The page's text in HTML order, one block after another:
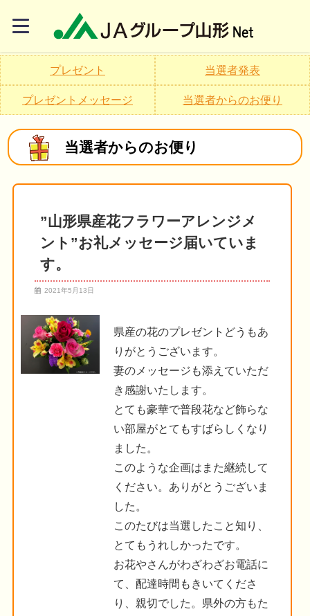
プレゼント 当選者発表
プレゼントメッセージ 当選者からのお便り
当選者からのお便り
”山形県産花フラワーアレンジメ
ント”お礼メッセージ届いていま
す。
2021年5月13日
県産の花のプレゼントどうもあ
りがとうございます。
妻のメッセージも添えていただ
き感謝いたします。
とても豪華で普段花など飾らな
い部屋がとてもすばらしくなり
ました。
このような企画はまた継続して
ください。ありがとうございま
した。
このたびは当選したこと知り、
とてもうれしかったです。
お花やさんがわざわざお電話に
て、配達時間もきいてくださ
り、親切でした。県外の方もた